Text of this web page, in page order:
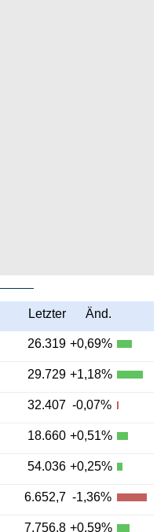
Letzter Änd.
26.319 +0,69%
29.729 +1,18%
32.407 -0,07%
18.660 +0,51%
54.036 +0,25%
6.652,7 -1,36%
7.756,8 +0,59%